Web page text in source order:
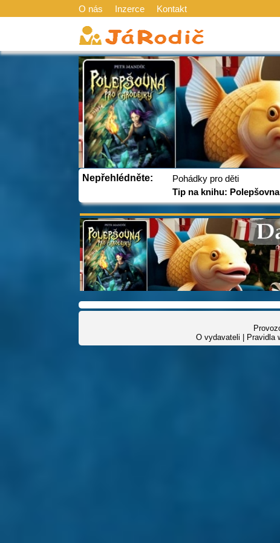
O nás Inzerce Kontakt
Nepřehlédněte:
Pohádky pro děti
Tip na knihu:
O vydavateli
Pravidla